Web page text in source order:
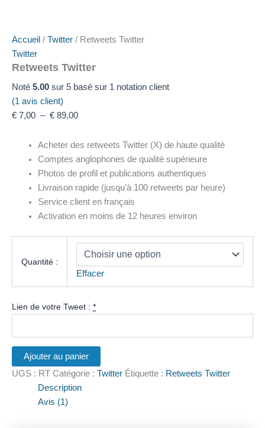
Accueil / Twitter / Retweets Twitter
Twitter
Retweets Twitter
Noté 5.00 sur 5 basé sur 1 notation client
(1 avis client)
€ 7,00 – € 89,00
Acheter des retweets Twitter (X) de haute qualité
Comptes anglophones de qualité supérieure
Photos de profil et publications authentiques
Livraison rapide (jusqu’à 100 retweets par heure)
Service client en français
Activation en moins de 12 heures environ
Quantité :
Effacer
Lien de votre Tweet : *
Ajouter au panier
UGS : RT Catégorie : Twitter Étiquette : Retweets Twitter
Description
Avis (1)